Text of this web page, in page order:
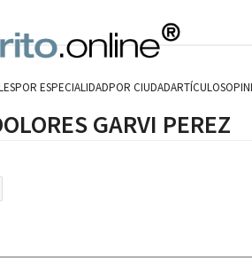
POR ESPECIALIDADPOR CIUDADARTÍCULOS
GARVI PEREZ